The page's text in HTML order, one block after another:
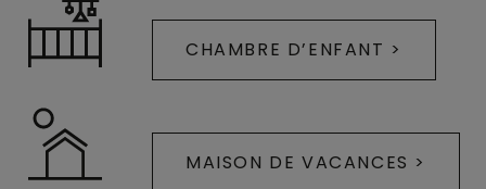
CHAMBRE D’ENFANT >
MAISON DE VACANCES >